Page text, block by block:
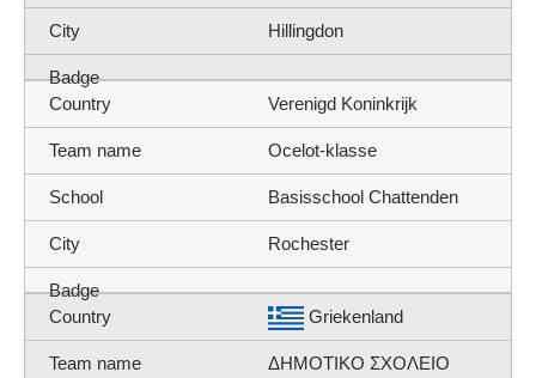
Hillingdon
Verenigd Koninkrijk
Ocelot-klasse
Basisschool Chattenden
Rochester
Griekenland
ΔΗΜΟΤΙΚΟ ΣΧΟΛΕΙΟ